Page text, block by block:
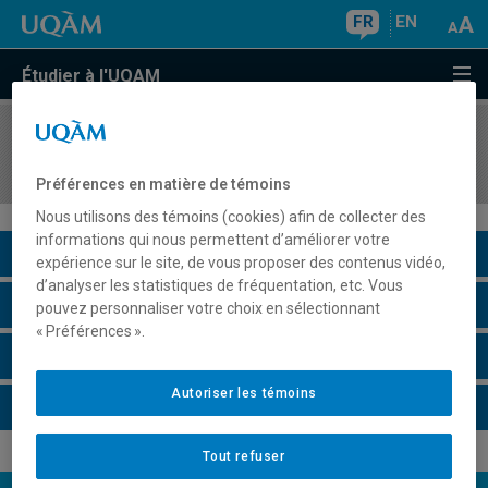
FR EN
Étudier à l'UQAM
COURS//
Description du cours
Horaire - Été 2026
Préférences en matière de témoins
Nous utilisons des témoins (cookies) afin de collecter des
informations qui nous permettent d’améliorer votre
expérience sur le site, de vous proposer des contenus vidéo,
d’analyser les statistiques de fréquentation, etc. Vous
pouvez personnaliser votre choix en sélectionnant
« Préférences ».
Tout refuser
Autoriser les témoins